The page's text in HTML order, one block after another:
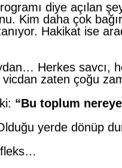
diye açılan
Kim daha çok
Hakikat ise
Herkes savcı,
zaten çoğu
“Bu toplum
yerde dönüp